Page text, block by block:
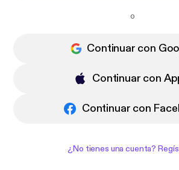
o
Continuar con
Continuar con
Continuar con
¿No tienes una cuenta?